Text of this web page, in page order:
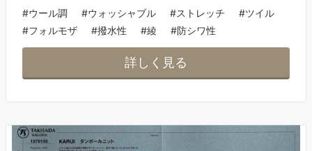
#ウール調
#ウォッシャブル #ストレッチ
#ツイル
#フォルモザ
#撥水性 #綾 #防シワ性
詳しく見る